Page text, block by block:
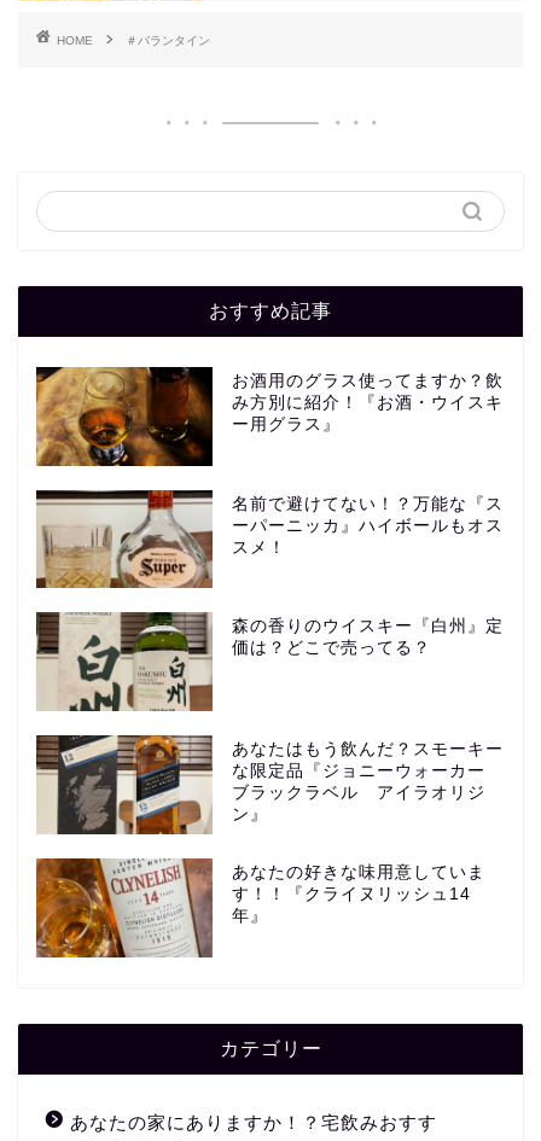
HOME ＃バランタイン
おすすめ記事
お酒用のグラス使ってますか？飲
み方別に紹介！『お酒・ウイスキ
ー用グラス』
名前で避けてない！？万能な『ス
ーパーニッカ』ハイボールもオス
スメ！
森の香りのウイスキー『白州』定
価は？どこで売ってる？
あなたはもう飲んだ？スモーキー
な限定品『ジョニーウォーカー
ブラックラベル アイラオリジ
ン』
あなたの好きな味用意していま
す！！『クライヌリッシュ14
年』
カテゴリー
あなたの家にありますか！？宅飲みおすす